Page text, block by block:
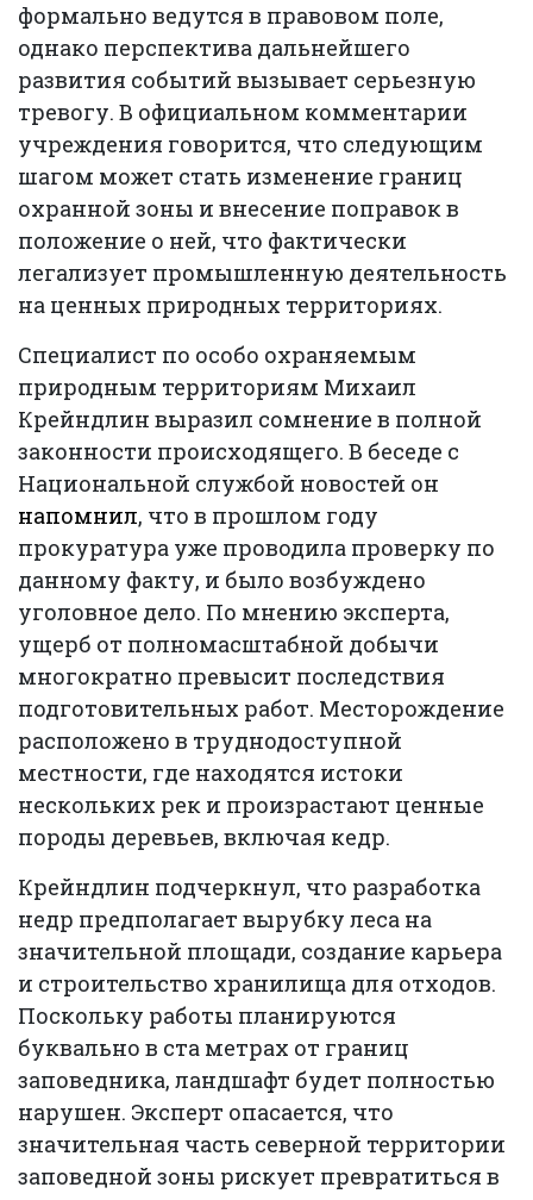
формально ведутся в правовом поле,
однако перспектива дальнейшего
развития событий вызывает серьезную
тревогу. В официальном комментарии
учреждения говорится, что следующим
шагом может стать изменение границ
охранной зоны и внесение поправок в
положение о ней, что фактически
легализует промышленную деятельность
на ценных природных территориях.
Специалист по особо охраняемым
природным территориям Михаил
Крейндлин выразил сомнение в полной
законности происходящего. В беседе с
Национальной службой новостей он
напомнил, что в прошлом году
прокуратура уже проводила проверку по
данному факту, и было возбуждено
уголовное дело. По мнению эксперта,
ущерб от полномасштабной добычи
многократно превысит последствия
подготовительных работ. Месторождение
расположено в труднодоступной
местности, где находятся истоки
нескольких рек и произрастают ценные
породы деревьев, включая кедр.
Крейндлин подчеркнул, что разработка
недр предполагает вырубку леса на
значительной площади, создание карьера
и строительство хранилища для отходов.
Поскольку работы планируются
буквально в ста метрах от границ
заповедника, ландшафт будет полностью
нарушен. Эксперт опасается, что
значительная часть северной территории
заповедной зоны рискует превратиться в